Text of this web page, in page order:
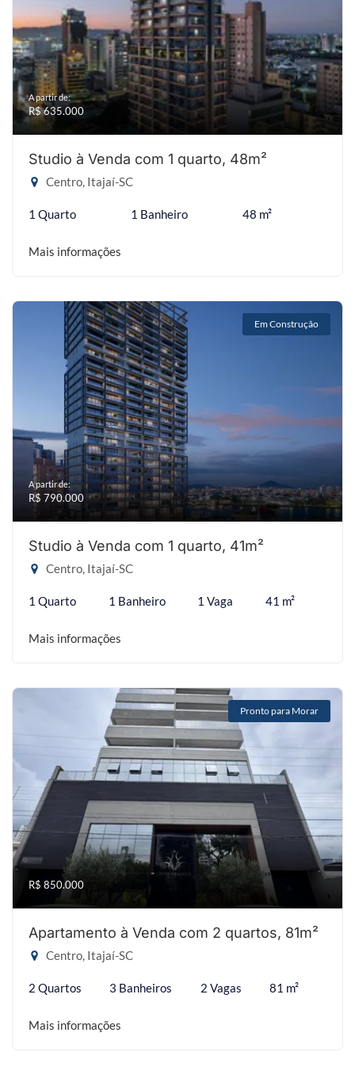
A partir de:
R$ 635.000
Studio à Venda com 1 quarto, 48m²
Centro, Itajaí-SC
1 Quarto 1 Banheiro 48 m²
Mais informações
Em Construção
A partir de:
R$ 790.000
Studio à Venda com 1 quarto, 41m²
Centro, Itajaí-SC
1 Quarto 1 Banheiro 1 Vaga 41 m²
Mais informações
Pronto para Morar
R$ 850.000
Apartamento à Venda com 2 quartos, 81m²
Centro, Itajaí-SC
2 Quartos 3 Banheiros 2 Vagas 81 m²
Mais informações